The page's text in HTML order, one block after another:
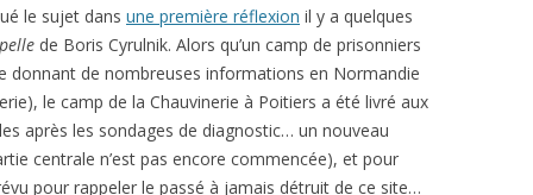
le sujet dans une première réflexion il y a quelques
de Boris Cyrulnik. Alors qu’un camp de prisonniers
donnant de nombreuses informations en Normandie
le camp de la Chauvinerie à Poitiers a été livré aux
après les sondages de diagnostic… un nouveau
centrale n’est pas encore commencée), et pour
pour rappeler le passé à jamais détruit de ce site…